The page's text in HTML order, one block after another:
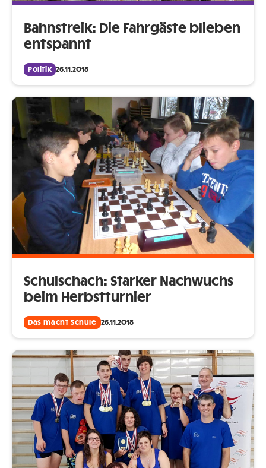
Bahnstreik: Die Fahrgäste blieben
entspannt
Politik 26.11.2018
Schulschach: Starker Nachwuchs
beim Herbstturnier
Das macht Schule 26.11.2018